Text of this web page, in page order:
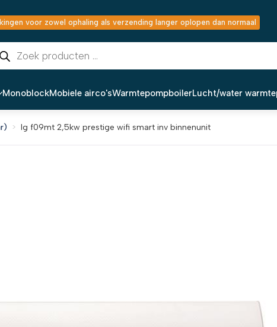
voor zowel ophaling als verzending langer oplopen dan normaal
MonoblockMobiele airco'sWarmtepompboilerLucht/water
lg f09mt 2,5kw prestige wifi smart inv binnenunit